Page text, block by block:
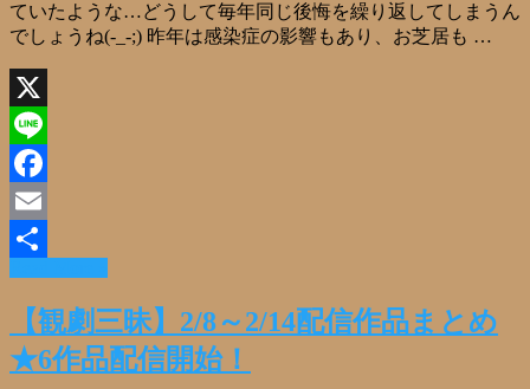
ていたような…どうして毎年同じ後悔を繰り返してしまうん
でしょうね(-_-;) 昨年は感染症の影響もあり、お芝居も …
X
Line
Facebook
Email
共
【観劇三昧】2/8～2/14配信作品まとめ
★6作品配信開始！